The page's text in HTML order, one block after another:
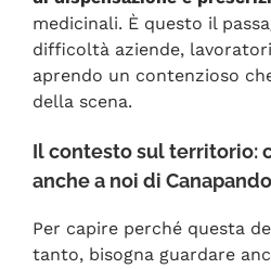
medicinali. È questo il
difficoltà aziende,
aprendo un contenzioso
della scena.
Il contesto sul territorio:
anche a noi di Canapando
Per capire perché questa
tanto, bisogna guardare